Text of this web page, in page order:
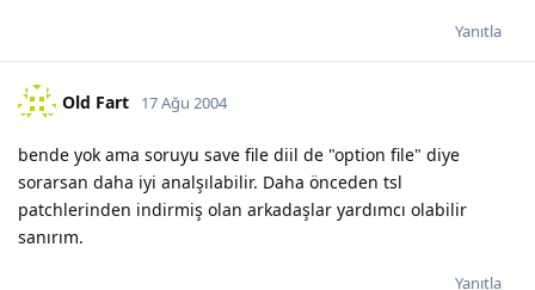
Yanıtla
Old Fart 17 Ağu 2004
bende yok ama soruyu save file diil de "option file" diye
sorarsan daha iyi analşılabilir. Daha önceden tsl
patchlerinden indirmiş olan arkadaşlar yardımcı olabilir
sanırım.
Yanıtla